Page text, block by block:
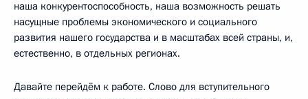
наша конкурентоспособность, наша возможность решать
насущные проблемы экономического и социального
развития нашего государства и в масштабах всей страны, и,
естественно, в отдельных регионах.
Давайте перейдём к работе. Слово для вступительного